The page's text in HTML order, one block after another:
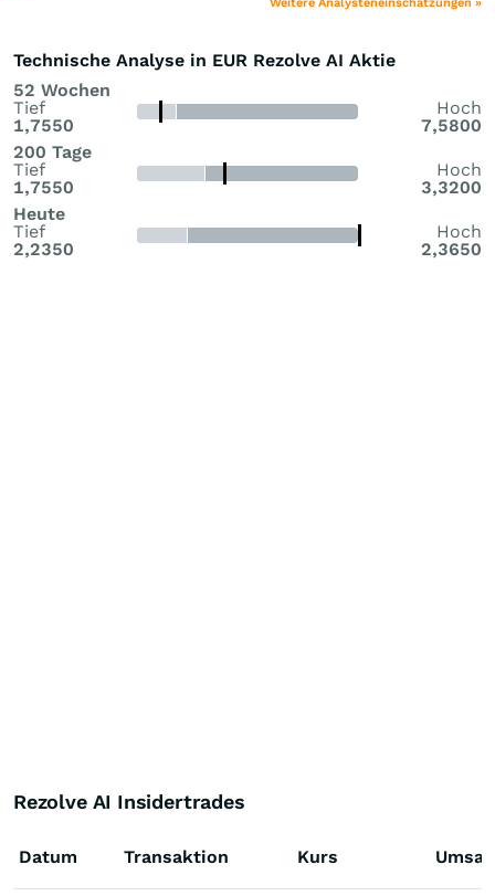
Technische Analyse in EUR Rezolve AI Aktie
52 Wochen
Tief
1,7550
Hoch
7,5800
200 Tage
Tief
1,7550
Hoch
3,3200
Heute
Tief
2,2350
Hoch
2,3650
Rezolve AI Insidertrades
Datum Transaktion Kurs